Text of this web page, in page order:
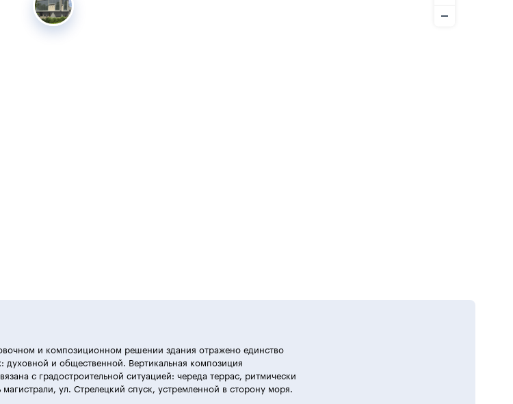
и композиционном решении здания отражено единство
духовной и общественной. Вертикальная композиция
с градостроительной ситуацией: череда террас, ритмически
магистрали, ул. Стрелецкий спуск, устремленной в сторону моря.